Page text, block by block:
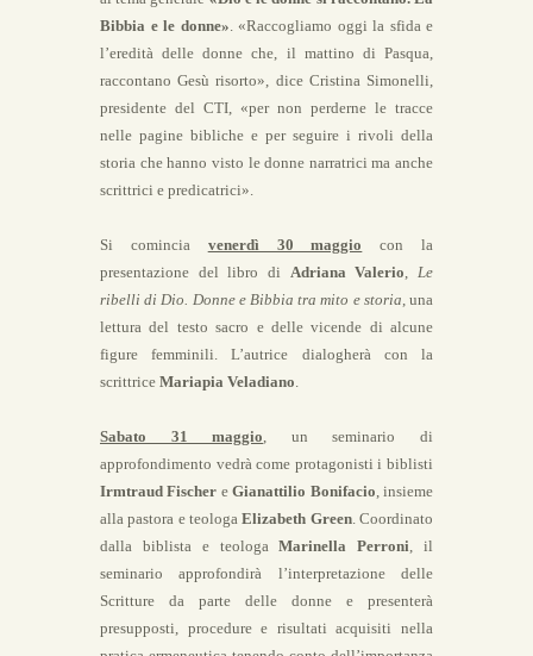
Bibbia e le donne». «Raccogliamo oggi la sfida e
l’eredità delle donne che, il mattino di Pasqua,
raccontano Gesù risorto», dice Cristina Simonelli,
presidente del CTI, «per non perderne le tracce
nelle pagine bibliche e per seguire i rivoli della
storia che hanno visto le donne narratrici ma anche
scrittrici e predicatrici».
Si comincia venerdì 30 maggio con la
presentazione del libro di Adriana Valerio,Le
ribelli di Dio. Donne e Bibbia tra mito e storia, una
lettura del testo sacro e delle vicende di alcune
figure femminili. L’autrice dialogherà con la
scrittrice Mariapia Veladiano.
Sabato 31 maggio, un seminario di
approfondimento vedrà come protagonisti i biblisti
Irmtraud Fischer eGianattilio Bonifacio, insieme
alla pastora e teologaElizabeth Green. Coordinato
dalla biblista e teologaMarinella Perroni, il
seminario approfondirà l’interpretazione delle
Scritture da parte delle donne e presenterà
presupposti, procedure e risultati acquisiti nella